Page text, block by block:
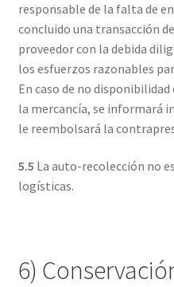
responsable de la falta de
concluido una transacción
proveedor con la debida
los esfuerzos razonables
En caso de no
la mercancía, se informará
le reembolsará la
5.5 La auto-recolección no
logísticas.
6)